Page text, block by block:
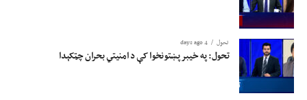
تحول 4 days ago
تحول: په خیبر پښتونخوا کې د امنیتي بحران چټکېدا